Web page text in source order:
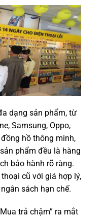
dạng sản phẩm, từ
Samsung, Oppo,
hồ thông minh,
phẩm đều là hàng
bảo hành rõ ràng.
cũ với giá hợp lý,
sách hạn chế.
trả chậm” ra mắt